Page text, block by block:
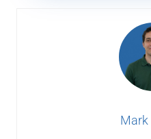
Mark